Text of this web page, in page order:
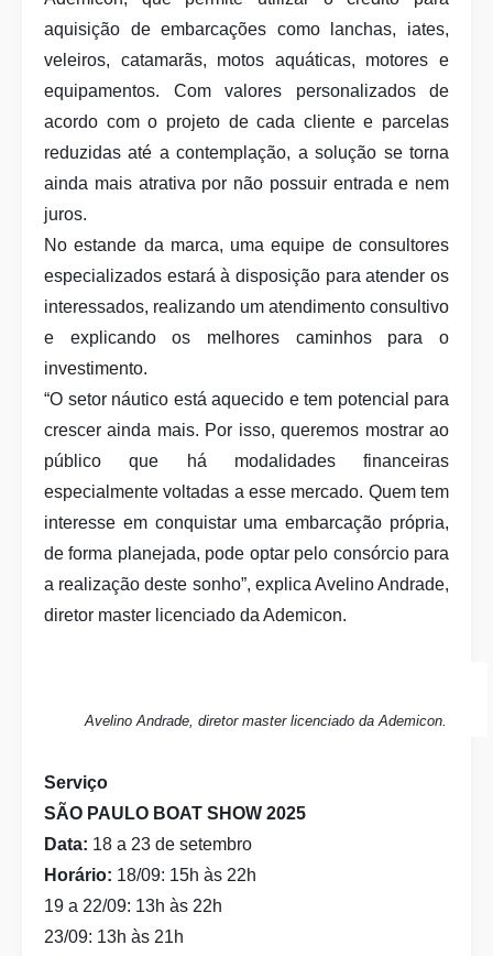
aquisição de embarcações como lanchas, iates,
veleiros, catamarãs, motos aquáticas, motores e
equipamentos. Com valores personalizados de
acordo com o projeto de cada cliente e parcelas
reduzidas até a contemplação, a solução se torna
ainda mais atrativa por não possuir entrada e nem
juros.
No estande da marca, uma equipe de consultores
especializados estará à disposição para atender os
interessados, realizando um atendimento consultivo
e explicando os melhores caminhos para o
investimento.
“O setor náutico está aquecido e tem potencial para
crescer ainda mais. Por isso, queremos mostrar ao
público que há modalidades financeiras
especialmente voltadas a esse mercado. Quem tem
interesse em conquistar uma embarcação própria,
de forma planejada, pode optar pelo consórcio para
a realização deste sonho”, explica Avelino Andrade,
diretor master licenciado da Ademicon.
Avelino Andrade, diretor master licenciado da Ademicon.
Serviço
SÃO PAULO BOAT SHOW 2025
Data: 18 a 23 de setembro
Horário: 18/09: 15h às 22h
19 a 22/09: 13h às 22h
23/09: 13h às 21h